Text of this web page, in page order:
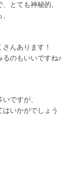
とても神秘的。
んあります！
のもいいですね♪
ですが、
いかがでしょう